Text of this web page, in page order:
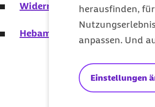
herausfinden,
anpassen. Und
Einstellungen
Widerrufsformular für
Hebammenliste